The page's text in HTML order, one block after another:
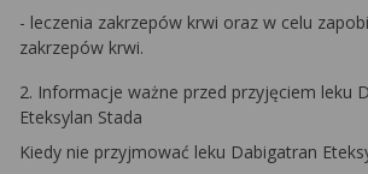
- leczenia zakrzepów krwi oraz w celu
zakrzepów krwi.
2. Informacje ważne przed przyjęciem leku
Eteksylan Stada
Kiedy nie przyjmować leku Dabigatran